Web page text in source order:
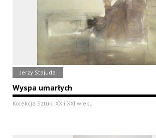
Jerzy Stajuda
Wyspa umarłych
Kolekcja Sztuki XX i XXI wieku